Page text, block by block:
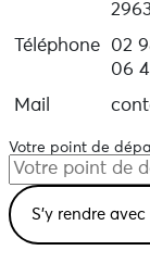
Téléphone
02
06
Mail
Votre point de